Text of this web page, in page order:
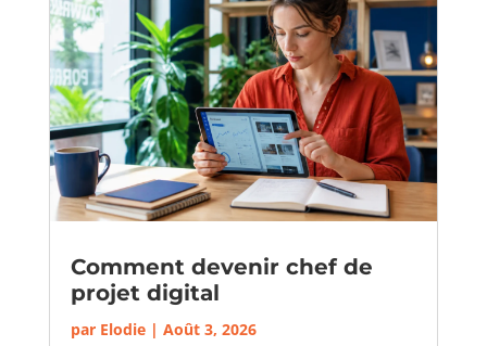
Comment devenir chef de
projet digital
par Elodie| Août 3, 2026